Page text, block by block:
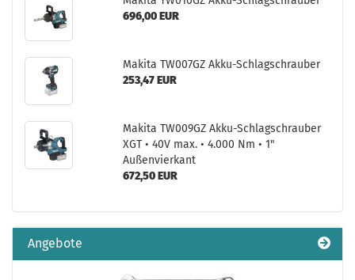
696,00 EUR
Makita TW007GZ Akku-Schlagschrauber
253,47 EUR
Makita TW009GZ Akku-Schlagschrauber
XGT • 40V max. • 4.000 Nm • 1"
Außenvierkant
672,50 EUR
Angebote